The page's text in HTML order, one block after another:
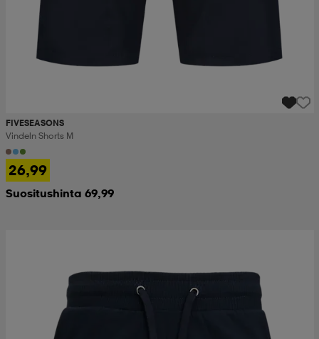
FIVESEASONS
Vindeln Shorts M
26,99
Suositushinta 69,99